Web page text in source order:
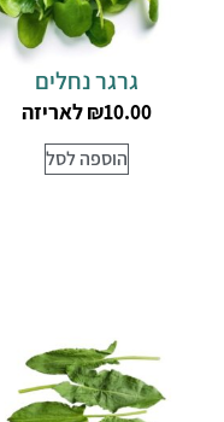
גרגר נחלים
₪10.00 לאריזה
הוספה לסל